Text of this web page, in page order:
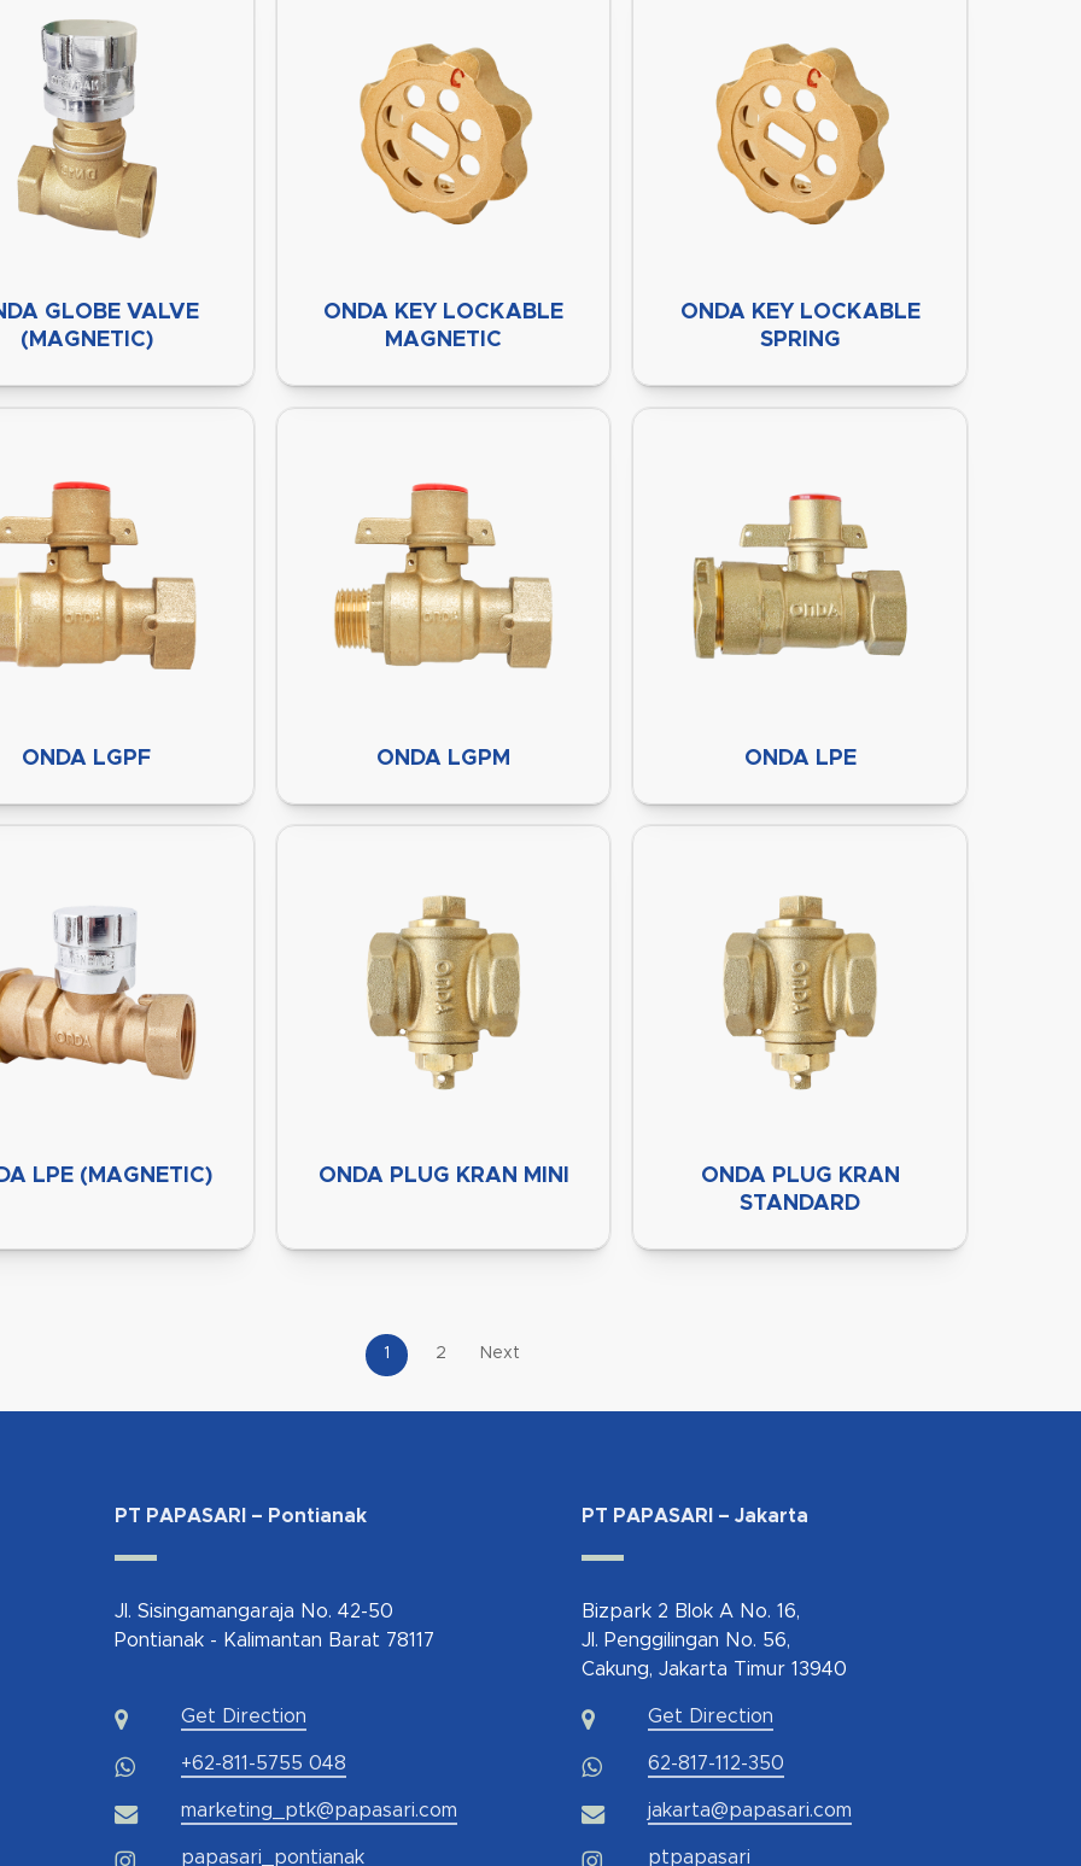
GLOBE VALVE
(MAGNETIC)
ONDA KEY LOCKABLE
MAGNETIC
ONDA KEY LOCKABLE
SPRING
ONDA LGPF ONDA LGPM ONDA LPE
LPE (MAGNETIC) ONDA PLUG KRAN MINI
ONDA PLUG KRAN
STANDARD
1 2 Next
PT PAPASARI – Pontianak
Jl. Sisingamangaraja No. 42-50
Pontianak - Kalimantan Barat 78117
Get Direction
+62-811-5755 048
marketing_ptk@papasari.com
papasari_pontianak
PT PAPASARI – Jakarta
Bizpark 2 Blok A No. 16,
Jl. Penggilingan No. 56,
Cakung, Jakarta Timur 13940
Get Direction
62-817-112-350
jakarta@papasari.com
ptpapasari